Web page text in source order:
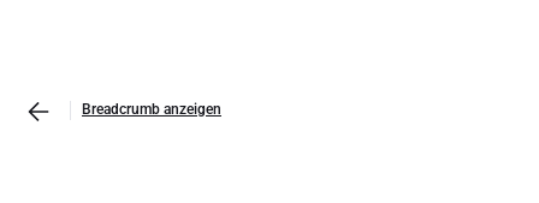
Breadcrumb anzeigen